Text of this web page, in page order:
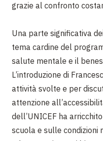
grazie al confronto
Una parte significativa
tema cardine del
salute mentale e il
L’introduzione di
attività svolte e per
attenzione
dell’UNICEF ha
scuola e sulle condizioni